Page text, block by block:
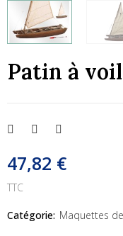
Patin à
47,82 €
TTC
Catégorie: Maquettes